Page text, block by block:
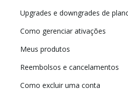
Upgrades e downgrades de
Como gerenciar ativações
Meus produtos
Reembolsos e cancelamentos
Como excluir uma conta